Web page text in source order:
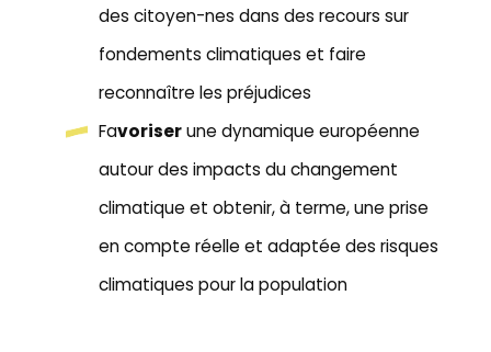
des citoyen-nes dans des recours sur
fondements climatiques et faire
reconnaître les préjudices
Favoriserune dynamique européenne
autour des impacts du changement
climatique et obtenir, à terme, une prise
en compte réelle et adaptée des risques
climatiques pour la population